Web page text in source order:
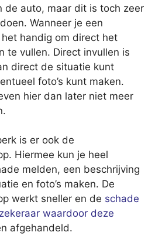
de auto, maar dit is toch zeer
Wanneer je een
handig om direct het
te vullen. Direct invullen is
direct de situatie kunt
foto’s kunt maken.
hier dan later niet meer
is er ook de
Hiermee kun je heel
melden, een beschrijving
en foto’s maken. De
werkt sneller en de schade
waardoor deze
afgehandeld.